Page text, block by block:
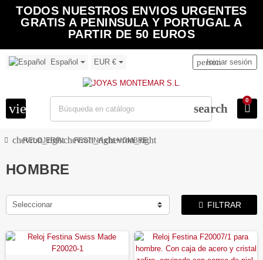
TODOS NUESTROS ENVIOS URGENTES
GRATIS A PENINSULA Y PORTUGAL A
PARTIR DE 50 EUROS
Español EUR €
view_headline search
person
Iniciar sesión
0
chevron_right
RELOJERIAchevron_right
FESTINAchevron_right
HOMBRE
HOMBRE
Seleccionar FILTRAR